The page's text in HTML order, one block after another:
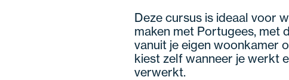
Deze cursus is ideaal voor
maken met Portugees, met
vanuit je eigen woonkamer
kiest zelf wanneer je werkt
verwerkt.